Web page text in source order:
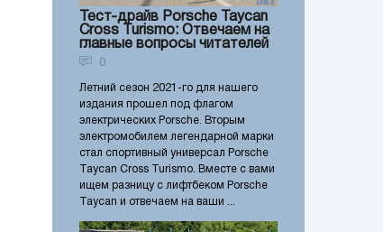
Тест-драйв Porsche Taycan
Cross Turismo: Отвечаем на
главные вопросы читателей
0
Летний сезон 2021-го для нашего
издания прошел под флагом
электрических Porsche. Вторым
электромобилем легендарной марки
стал спортивный универсал Porsche
Taycan Cross Turismo. Вместе с вами
ищем разницу с лифтбеком Porsche
Taycan и отвечаем на ваши ...